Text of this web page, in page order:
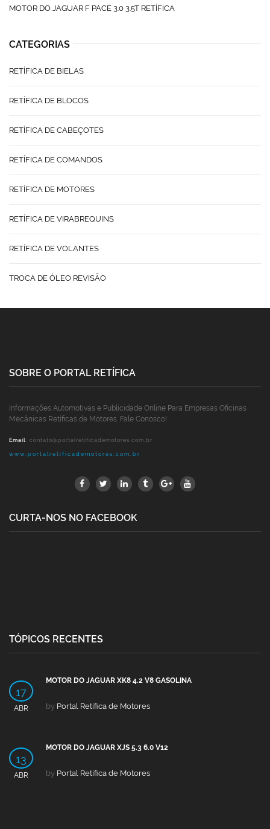
MOTOR DO JAGUAR F PACE 3.0 3.5T RETÍFICA
CATEGORIAS
RETÍFICA DE BIELAS
RETÍFICA DE BLOCOS
RETÍFICA DE CABEÇOTES
RETÍFICA DE COMANDOS
RETÍFICA DE MOTORES
RETÍFICA DE VIRABREQUINS
RETÍFICA DE VOLANTES
TROCA DE ÓLEO REVISÃO
SOBRE O PORTAL RETÍFICA
Informações Automotivas e Publicidade Online Para Empresas Oficinas
Mecânicas Retíficas de Motores. Fale Conosco!
Email: contato@portalretificademotores.com.br
www.portalretificademotores.com.br
CURTA-NOS NO FACEBOOK
TÓPICOS RECENTES
17
ABR
MOTOR DO JAGUAR XK8 4.2 V8 GASOLINA
by Portal Retífica de Motores
13
ABR
MOTOR DO JAGUAR XJS 5.3 6.0 V12
by Portal Retífica de Motores